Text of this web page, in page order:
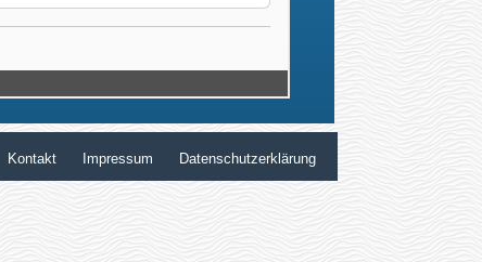
Kontakt Impressum Datenschutzerklärung